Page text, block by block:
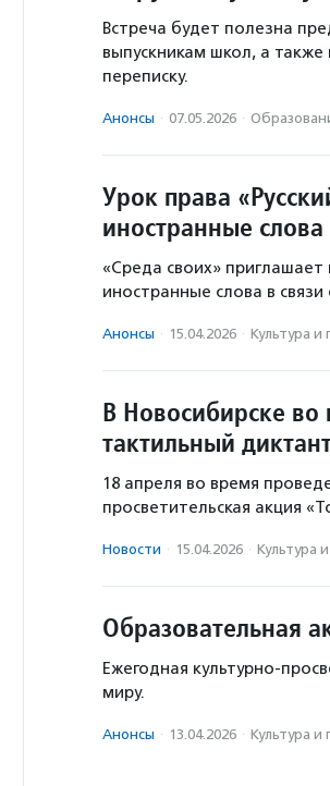
Встреча будет полезна
выпускникам школ, а
переписку.
Анонсы · 07.05.2026 ·
Урок права
иностранные
«Среда своих»
иностранные слова в
Анонсы · 15.04.2026 · Культура и
В Новосибирске
тактильный
18 апреля во время
просветительская акция
Новости · 15.04.2026 · Культура
Образовательная
Ежегодная культурно-
миру.
Анонсы · 13.04.2026 · Культура и